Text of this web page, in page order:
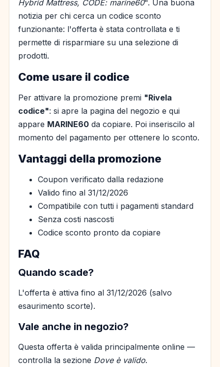
Hybrid Mattress, CODE: marine60". Una buona
notizia per chi cerca un codice sconto
funzionante: l'offerta è stata controllata e ti
permette di risparmiare su una selezione di
prodotti.
Come usare il codice
Per attivare la promozione premi "Rivela
codice": si apre la pagina del negozio e qui
appare MARINE60 da copiare. Poi inseriscilo al
momento del pagamento per ottenere lo sconto.
Vantaggi della promozione
Coupon verificato dalla redazione
Valido fino al 31/12/2026
Compatibile con tutti i pagamenti standard
Senza costi nascosti
Codice sconto pronto da copiare
FAQ
Quando scade?
L'offerta è attiva fino al 31/12/2026 (salvo
esaurimento scorte).
Vale anche in negozio?
Questa offerta è valida principalmente online —
controlla la sezione Dove è valido.